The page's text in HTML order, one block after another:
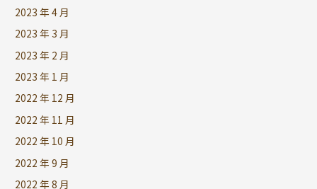
2023 年 4 月
2023 年 3 月
2023 年 2 月
2023 年 1 月
2022 年 12 月
2022 年 11 月
2022 年 10 月
2022 年 9 月
2022 年 8 月